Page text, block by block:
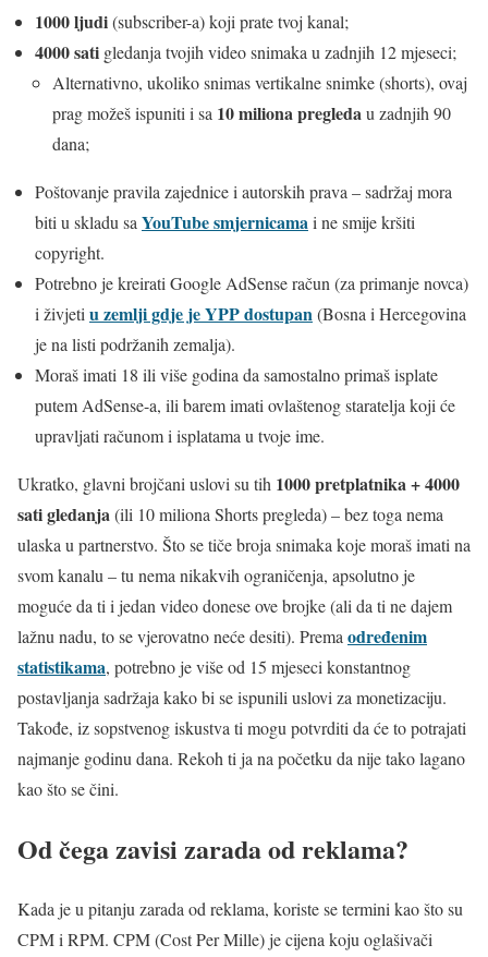
1000 ljudi(subscriber-a) koji prate tvoj kanal;
4000 sati gledanja tvojih video snimaka u zadnjih 12 mjeseci;
Alternativno, ukoliko snimas vertikalne snimke (shorts), ovaj
prag možeš ispuniti i sa 10milionapregledau zadnjih 90
dana;
Poštovanje pravila zajednice i autorskih prava – sadržaj mora
biti u skladu sa YouTube smjernicamai ne smije kršiti
copyright.
Potrebno je kreirati Google AdSense račun (za primanje novca)
i živjeti u zemlji gdje je YPP dostupan(Bosna i Hercegovina
je na listi podržanih zemalja).
Moraš imati 18 ili više godina da samostalno primaš isplate
putem AdSense-a, ili barem imati ovlaštenog staratelja koji će
upravljati računom i isplatama u tvoje ime.
Ukratko, glavni brojčani uslovi su tih 1000 pretplatnika + 4000
sati gledanja(ili 10 miliona Shorts pregleda) – bez toga nema
ulaska u partnerstvo. Što se tiče broja snimaka koje moraš imati na
svom kanalu – tu nema nikakvih ograničenja, apsolutno je
moguće da ti i jedan video donese ove brojke (ali da ti ne dajem
lažnu nadu, to se vjerovatno neće desiti). Prema određenim
statistikama, potrebno je više od 15 mjeseci konstantnog
postavljanja sadržaja kako bi se ispunili uslovi za monetizaciju.
Takođe, iz sopstvenog iskustva ti mogu potvrditi da će to potrajati
najmanje godinu dana. Rekoh ti ja na početku da nije tako lagano
kao što se čini.
Od čega zavisi zarada od reklama?
Kada je u pitanju zarada od reklama, koriste se termini kao što su
CPM i RPM. CPM (Cost Per Mille) je cijena koju oglašivači